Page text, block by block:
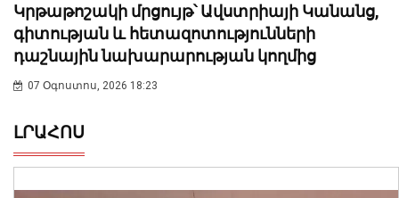
Կրթաթոշակի մրցույթ՝ Ավստրիայի Կանանց,
գիտության և հետազոտությունների
դաշնային նախարարության կողմից
07 Օգոստոս, 2026 18:23
ԼՐԱՀՈՍ